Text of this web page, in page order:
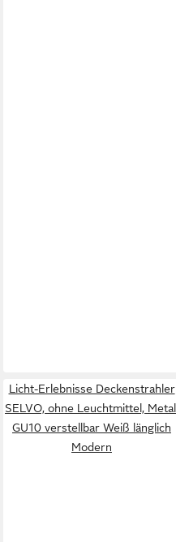
Licht-Erlebnisse Deckenstrahler
SELVO, ohne Leuchtmittel, Metall
GU10 verstellbar Weiß länglich
Modern